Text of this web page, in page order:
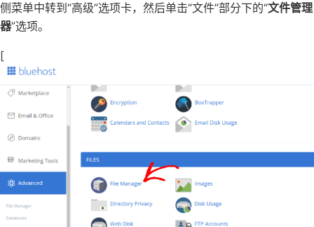
侧菜单中转到“高级”选项卡，然后单击“文件”部分下的“文件管理
器”选项。
[